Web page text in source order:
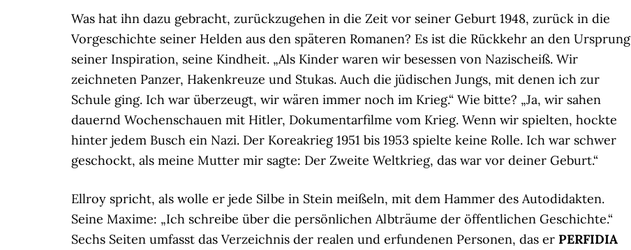
Was hat ihn dazu gebracht, zurückzugehen in die Zeit vor seiner Geburt 1948, zurück in die
Vorgeschichte seiner Helden aus den späteren Romanen? Es ist die Rückkehr an den Ursprung
seiner Inspiration, seine Kindheit. „Als Kinder waren wir besessen von Nazischeiß. Wir
zeichneten Panzer, Hakenkreuze und Stukas. Auch die jüdischen Jungs, mit denen ich zur
Schule ging. Ich war überzeugt, wir wären immer noch im Krieg.“ Wie bitte? „Ja, wir sahen
dauernd Wochenschauen mit Hitler, Dokumentarfilme vom Krieg. Wenn wir spielten, hockte
hinter jedem Busch ein Nazi. Der Koreakrieg 1951 bis 1953 spielte keine Rolle. Ich war schwer
geschockt, als meine Mutter mir sagte: Der Zweite Weltkrieg, das war vor deiner Geburt.“
Ellroy spricht, als wolle er jede Silbe in Stein meißeln, mit dem Hammer des Autodidakten.
Seine Maxime: „Ich schreibe über die persönlichen Albträume der öffentlichen Geschichte.“
Sechs Seiten umfasst das Verzeichnis der realen und erfundenen Personen, das er PERFIDIA